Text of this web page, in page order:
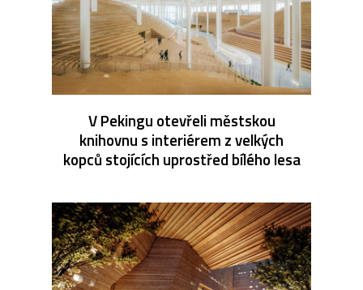
V Pekingu otevřeli městskou
knihovnu s interiérem z velkých
kopců stojících uprostřed bílého lesa